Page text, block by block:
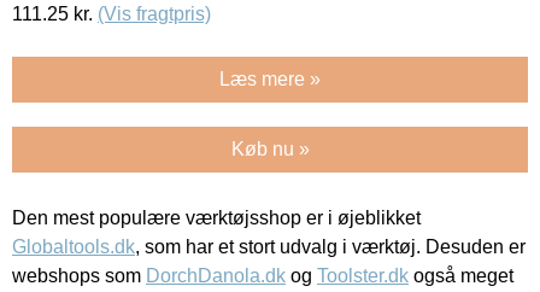
111.25 kr. (Vis fragtpris)
Læs mere »
Køb nu »
Den mest populære værktøjsshop er i øjeblikket
Globaltools.dk, som har et stort udvalg i værktøj. Desuden er
webshops som DorchDanola.dk og Toolster.dk også meget